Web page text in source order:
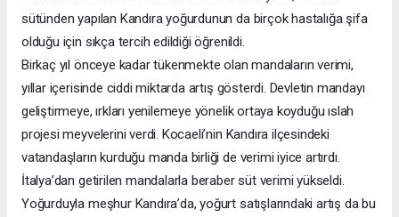
sütünden yapılan Kandıra yoğurdunun da birçok hastalığa şifa
olduğu için sıkça tercih edildiği öğrenildi.
Birkaç yıl önceye kadar tükenmekte olan mandaların verimi,
yıllar içerisinde ciddi miktarda artış gösterdi. Devletin mandayı
geliştirmeye, ırkları yenilemeye yönelik ortaya koyduğu ıslah
projesi meyvelerini verdi. Kocaeli’nin Kandıra ilçesindeki
vatandaşların kurduğu manda birliği de verimi iyice artırdı.
İtalya’dan getirilen mandalarla beraber süt verimi yükseldi.
Yoğurduyla meşhur Kandıra’da, yoğurt satışlarındaki artış da bu